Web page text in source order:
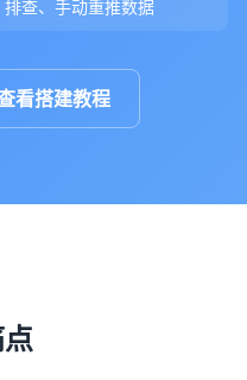
查、手动重推数据
看搭建教程